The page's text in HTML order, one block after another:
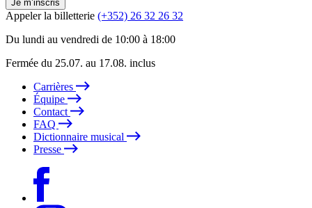
Je m’inscris
Appeler la billetterie (+352) 26 32 26 32
Du lundi au vendredi de 10:00 à 18:00
Fermée du 25.07. au 17.08. inclus
Carrières
Équipe
Contact
FAQ
Dictionnaire musical
Presse